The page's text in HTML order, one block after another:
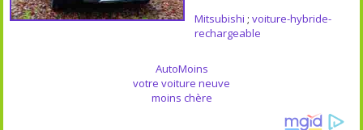
Mitsubishi ; voiture-hybride-
rechargeable
AutoMoins
votre voiture neuve
moins chère